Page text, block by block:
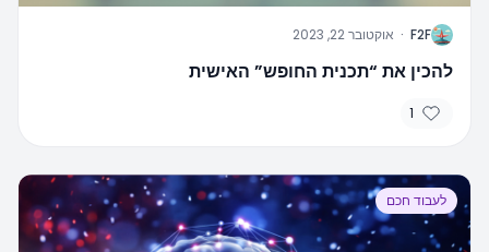
F
F2F
· אוקטובר 22, 2023
להכין את “תכנית החופש” האישית
1
לעבוד חכם